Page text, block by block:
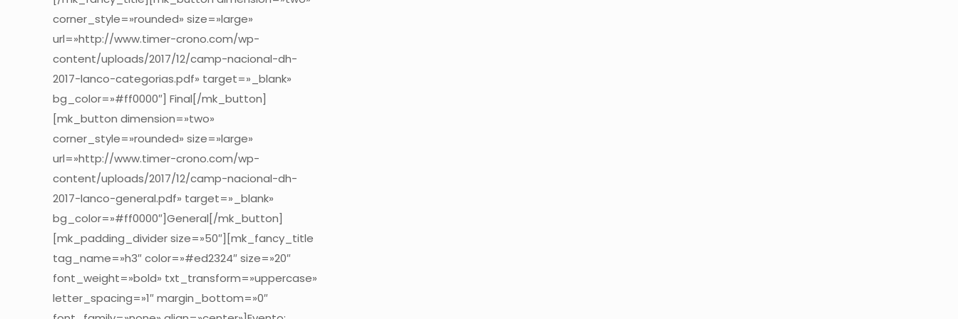
corner_style=»rounded» size=»large»
url=»http://www.timer-crono.com/wp-
content/uploads/2017/12/camp-nacional-dh-
2017-lanco-categorias.pdf» target=»_blank»
bg_color=»#ff0000″] Final[/mk_button]
[mk_button dimension=»two»
corner_style=»rounded» size=»large»
url=»http://www.timer-crono.com/wp-
content/uploads/2017/12/camp-nacional-dh-
2017-lanco-general.pdf» target=»_blank»
bg_color=»#ff0000″]General[/mk_button]
[mk_padding_divider size=»50″][mk_fancy_title
tag_name=»h3″ color=»#ed2324″ size=»20″
font_weight=»bold» txt_transform=»uppercase»
letter_spacing=»1″ margin_bottom=»0″